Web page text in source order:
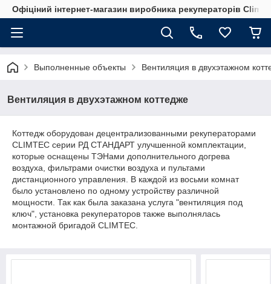
Офіціний інтернет-магазин виробника рекуператорів
Выполненные объекты Вентиляция в двухэтажном
Вентиляция в двухэтажном коттедже
Коттедж оборудован децентрализованными рекуператорами
CLIMTEC серии РД СТАНДАРТ улучшенной комплектации,
которые оснащены ТЭНами дополнительного догрева
воздуха, фильтрами очистки воздуха и пультами
дистанционного управления. В каждой из восьми комнат
было установлено по одному устройству различной
мощности. Так как была заказана услуга "вентиляция под
ключ", установка рекуператоров также выполнялась
монтажной бригадой CLIMTEC.